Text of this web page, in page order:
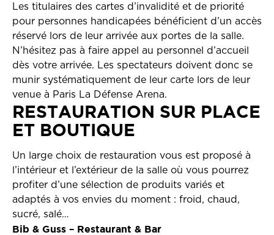
Les titulaires des cartes d’invalidité et de priorité
pour personnes handicapées bénéficient d’un accès
réservé lors de leur arrivée aux portes de la salle.
N’hésitez pas à faire appel au personnel d’accueil
dès votre arrivée. Les spectateurs doivent donc se
munir systématiquement de leur carte lors de leur
venue à Paris La Défense Arena.
RESTAURATION SUR PLACE
ET BOUTIQUE
Un large choix de restauration vous est proposé à
l’intérieur et l’extérieur de la salle où vous pourrez
profiter d’une sélection de produits variés et
adaptés à vos envies du moment : froid, chaud,
sucré, salé…
Bib & Guss – Restaurant & Bar